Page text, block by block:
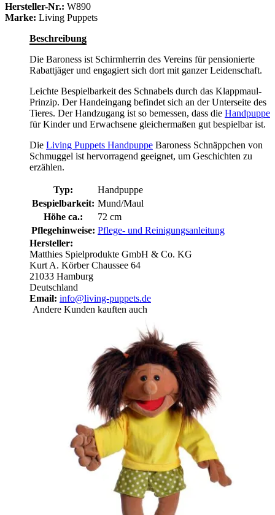
Hersteller-Nr.: W890
Marke: Living Puppets
Beschreibung
Die Baroness ist Schirmherrin des Vereins für pensionierte
Rabattjäger und engagiert sich dort mit ganzer Leidenschaft.
Leichte Bespielbarkeit des Schnabels durch das Klappmaul-
Prinzip. Der Handeingang befindet sich an der Unterseite des
Tieres. Der Handzugang ist so bemessen, dass die Handpuppe
für Kinder und Erwachsene gleichermaßen gut bespielbar ist.
Die Living Puppets Handpuppe Baroness Schnäppchen von
Schmuggel ist hervorragend geeignet, um Geschichten zu
erzählen.
Typ:
Handpuppe
Bespielbarkeit: Mund/Maul
Höhe ca.:
72 cm
Pflegehinweise: Pflege- und Reinigungsanleitung
Hersteller:
Matthies Spielprodukte GmbH & Co. KG
Kurt A. Körber Chaussee 64
21033 Hamburg
Deutschland
Email: info@living-puppets.de
Andere Kunden kauften auch